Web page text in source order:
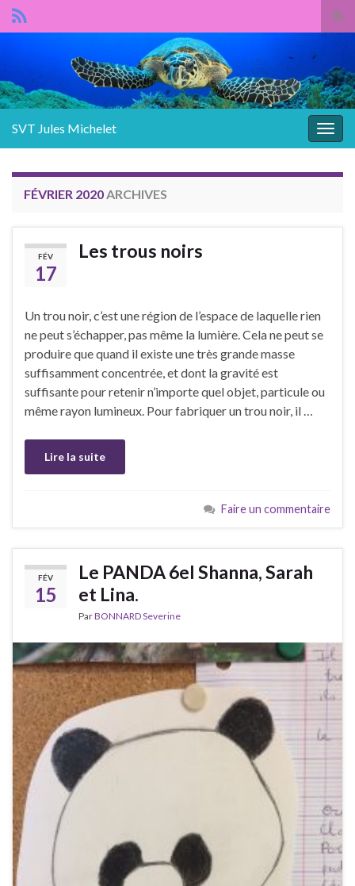
SVT Jules Michelet
FÉVRIER 2020 ARCHIVES
FÉV
17
Les trous noirs
Un trou noir, c’est une région de l’espace de laquelle rien
ne peut s’échapper, pas même la lumière. Cela ne peut se
produire que quand il existe une très grande masse
suffisamment concentrée, et dont la gravité est
suffisante pour retenir n’importe quel objet, particule ou
même rayon lumineux. Pour fabriquer un trou noir, il …
Lire la suite
Faire un commentaire
FÉV
15
Le PANDA 6eI Shanna, Sarah
et Lina.
ParBONNARD Severine
Panneau de gestion des cookies